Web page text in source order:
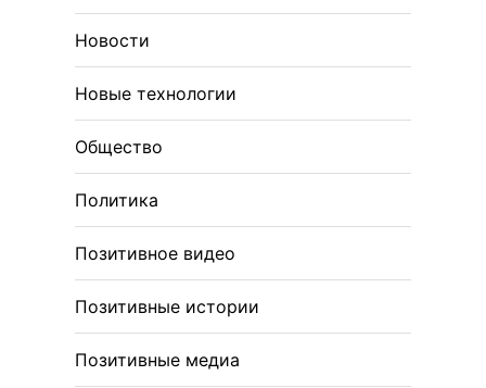
Новости
Новые технологии
Общество
Политика
Позитивное видео
Позитивные истории
Позитивные медиа